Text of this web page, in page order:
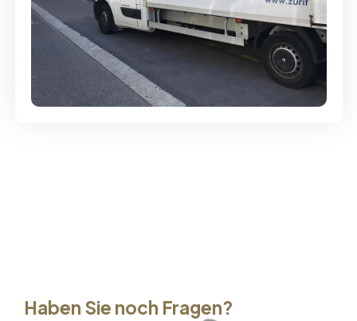
Günstige Umzüge - Hervorragender
Service
Haben Sie noch Fragen?